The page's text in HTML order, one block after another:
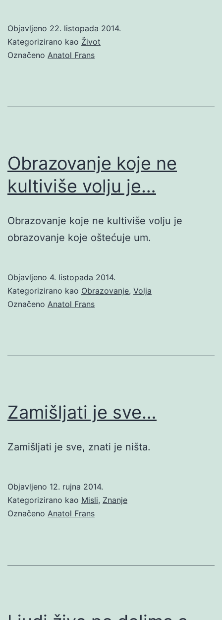
Objavljeno 22. listopada 2014.
Kategorizirano kao Život
Označeno Anatol Frans
Obrazovanje koje ne
kultiviše volju je…
Obrazovanje koje ne kultiviše volju je
obrazovanje koje oštećuje um.
Objavljeno 4. listopada 2014.
Kategorizirano kao Obrazovanje, Volja
Označeno Anatol Frans
Zamišljati je sve…
Zamišljati je sve, znati je ništa.
Objavljeno 12. rujna 2014.
Kategorizirano kao Misli, Znanje
Označeno Anatol Frans